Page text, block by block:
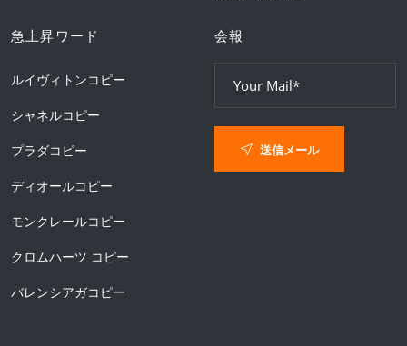
急上昇ワード
ルイヴィトンコピー
シャネルコピー
プラダコピー
ディオールコピー
モンクレールコピー
クロムハーツ コピー
バレンシアガコピー
会報
送信メール